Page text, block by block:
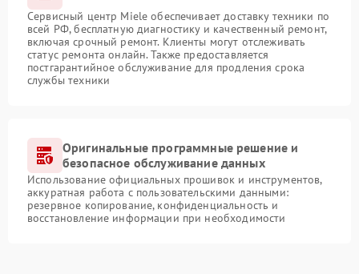
Сервисный центр Miele обеспечивает доставку техники по
всей РФ, бесплатную диагностику и качественный ремонт,
включая срочный ремонт. Клиенты могут отслеживать
статус ремонта онлайн. Также предоставляется
постгарантийное обслуживание для продления срока
службы техники
Оригинальные программные решение и
безопасное обслуживание данных
Использование официальных прошивок и инструментов,
аккуратная работа с пользовательскими данными:
резервное копирование, конфиденциальность и
восстановление информации при необходимости